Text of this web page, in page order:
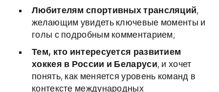
Любителям спортивных трансляций,
желающим увидеть ключевые моменты и
голы с подробным комментарием;
Тем, кто интересуется развитием
хоккея в России и Беларуси, и хочет
понять, как меняется уровень команд в
контексте международных